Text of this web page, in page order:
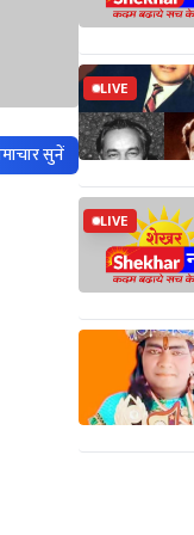
सुनें
LIVE
LIVE